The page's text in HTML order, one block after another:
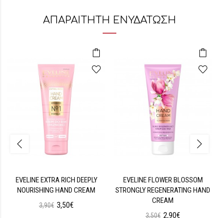
ΑΠΑΡΑΙΤΗΤΗ ΕΝΥΔΑΤΩΣΗ
EVELINE EXTRA RICH DEEPLY
NOURISHING HAND CREAM
3,90€ 3,50€
EVELINE FLOWER BLOSSOM
STRONGLY REGENERATING HAND
CREAM
3,50€ 2,90€